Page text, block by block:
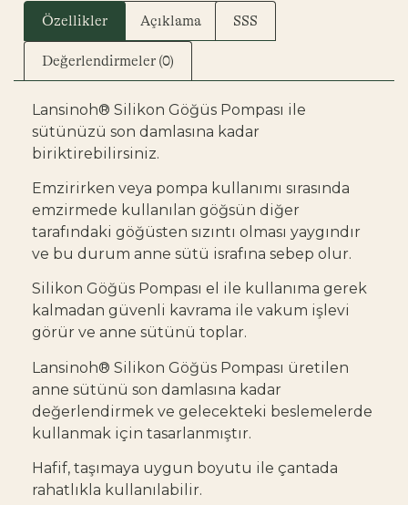
Özellikler Açıklama SSS
Değerlendirmeler (0)
Lansinoh® Silikon Göğüs Pompası ile
sütünüzü son damlasına kadar
biriktirebilirsiniz.
Emzirirken veya pompa kullanımı sırasında
emzirmede kullanılan göğsün diğer
tarafındaki göğüsten sızıntı olması yaygındır
ve bu durum anne sütü israfına sebep olur.
Silikon Göğüs Pompası el ile kullanıma gerek
kalmadan güvenli kavrama ile vakum işlevi
görür ve anne sütünü toplar.
Lansinoh® Silikon Göğüs Pompası üretilen
anne sütünü son damlasına kadar
değerlendirmek ve gelecekteki beslemelerde
kullanmak için tasarlanmıştır.
Hafif, taşımaya uygun boyutu ile çantada
rahatlıkla kullanılabilir.